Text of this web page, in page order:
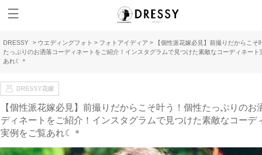
DRESSY > ウエディングフォト > フォトアイディア >
【個性派花嫁必見】前撮りだからこそ
たっぷりのお洒落コーディネートをご紹介！インスタグラムで見つけた素敵なコーディネート
あれ☾＊
DRESSY花嫁
【個性派花嫁必見】前撮りだからこそ叶う！個性たっぷりのお
ディネートをご紹介！インスタグラムで見つけた素敵なコーデ
実例をご覧あれ☾＊